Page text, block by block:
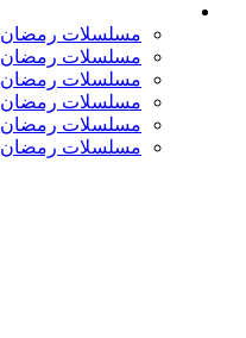
مسلسلات رمضان 2026
مسلسلات رمضان 2025
مسلسلات رمضان 2024
مسلسلات رمضان 2023
مسلسلات رمضان 2022
مسلسلات رمضان 2021